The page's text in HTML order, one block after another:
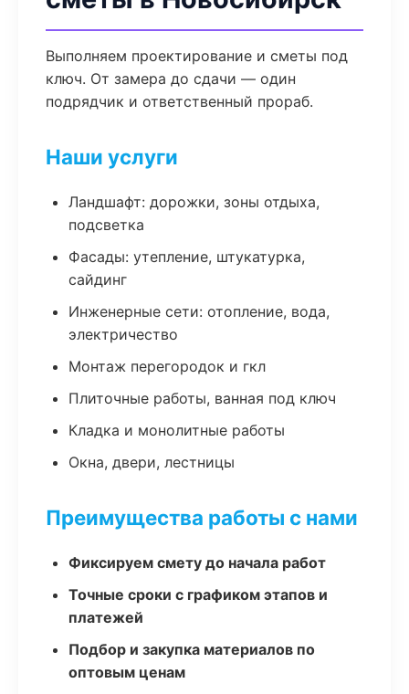
Выполняем проектирование и сметы под
ключ. От замера до сдачи — один
подрядчик и ответственный прораб.
Наши услуги
Ландшафт: дорожки, зоны отдыха,
подсветка
Фасады: утепление, штукатурка,
сайдинг
Инженерные сети: отопление, вода,
электричество
Монтаж перегородок и гкл
Плиточные работы, ванная под ключ
Кладка и монолитные работы
Окна, двери, лестницы
Преимущества работы с нами
Фиксируем смету до начала работ
Точные сроки с графиком этапов и
платежей
Подбор и закупка материалов по
оптовым ценам